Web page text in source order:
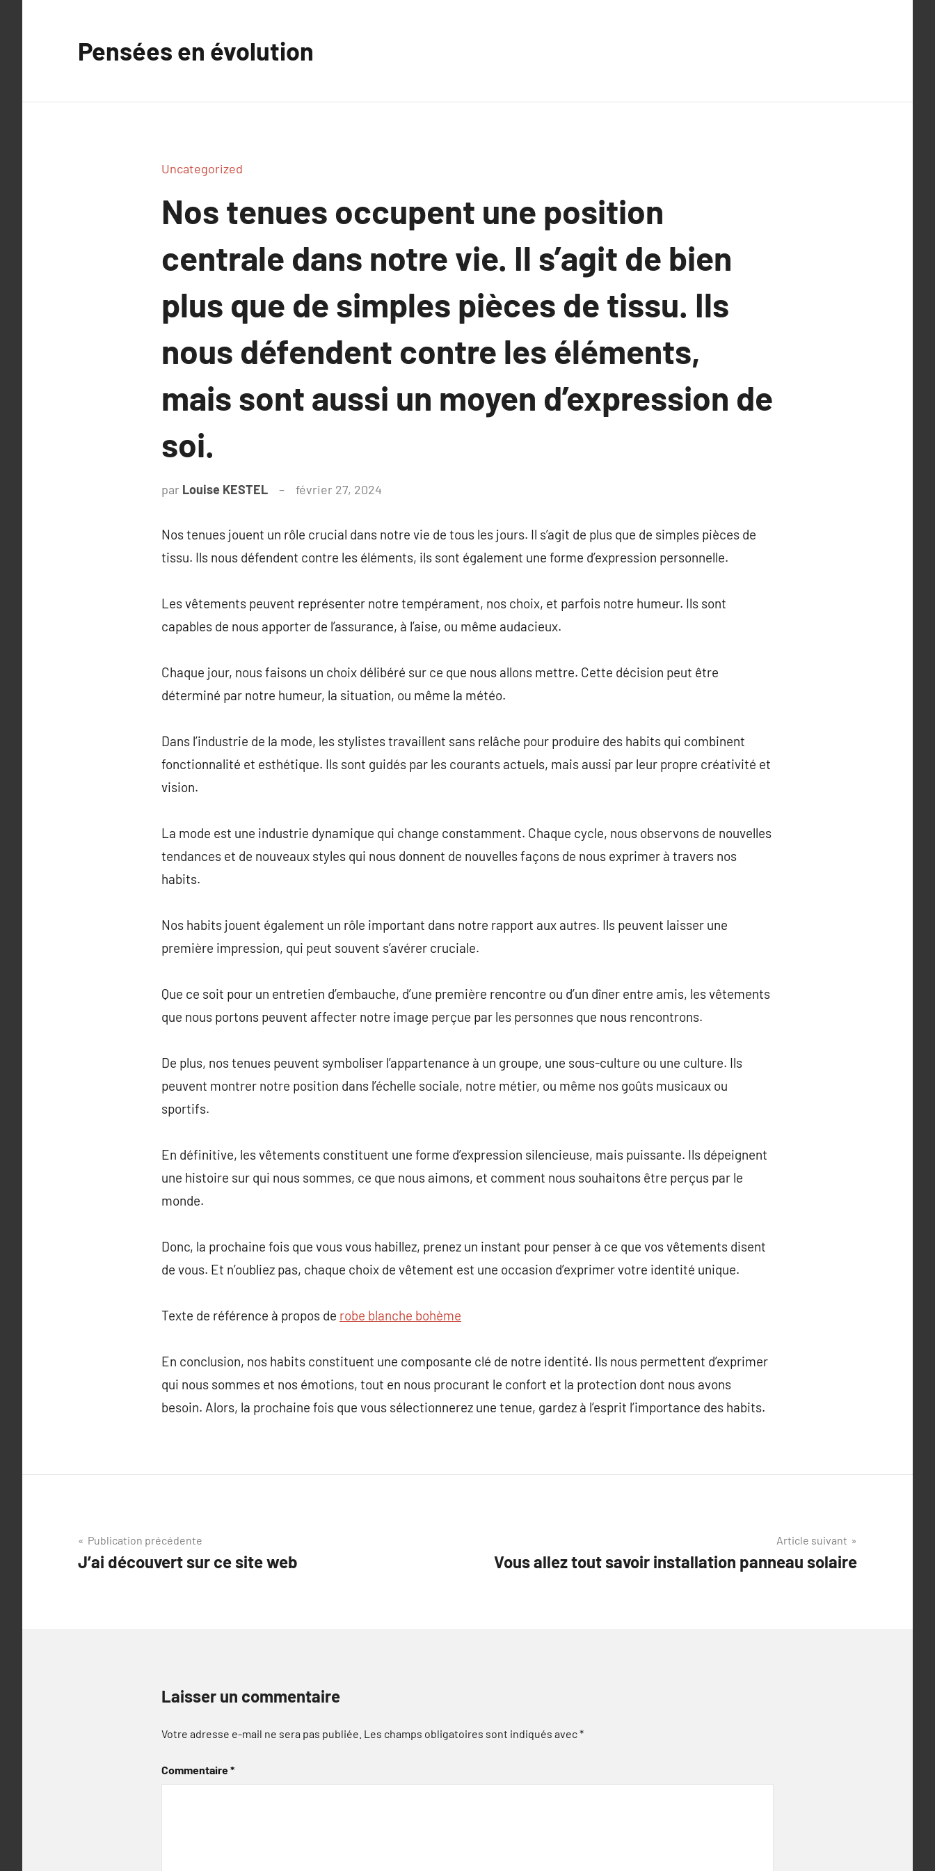
Pensées en évolution
Uncategorized
Nos tenues occupent une position
centrale dans notre vie. Il s’agit de bien
plus que de simples pièces de tissu. Ils
nous défendent contre les éléments,
mais sont aussi un moyen d’expression de
soi.
par Louise KESTEL février 27, 2024
Nos tenues jouent un rôle crucial dans notre vie de tous les jours. Il s’agit de plus que de simples pièces de
tissu. Ils nous défendent contre les éléments, ils sont également une forme d’expression personnelle.
Les vêtements peuvent représenter notre tempérament, nos choix, et parfois notre humeur. Ils sont
capables de nous apporter de l’assurance, à l’aise, ou même audacieux.
Chaque jour, nous faisons un choix délibéré sur ce que nous allons mettre. Cette décision peut être
déterminé par notre humeur, la situation, ou même la météo.
Dans l’industrie de la mode, les stylistes travaillent sans relâche pour produire des habits qui combinent
fonctionnalité et esthétique. Ils sont guidés par les courants actuels, mais aussi par leur propre créativité et
vision.
La mode est une industrie dynamique qui change constamment. Chaque cycle, nous observons de nouvelles
tendances et de nouveaux styles qui nous donnent de nouvelles façons de nous exprimer à travers nos
habits.
Nos habits jouent également un rôle important dans notre rapport aux autres. Ils peuvent laisser une
première impression, qui peut souvent s’avérer cruciale.
Que ce soit pour un entretien d’embauche, d’une première rencontre ou d’un dîner entre amis, les vêtements
que nous portons peuvent affecter notre image perçue par les personnes que nous rencontrons.
De plus, nos tenues peuvent symboliser l’appartenance à un groupe, une sous-culture ou une culture. Ils
peuvent montrer notre position dans l’échelle sociale, notre métier, ou même nos goûts musicaux ou
sportifs.
En définitive, les vêtements constituent une forme d’expression silencieuse, mais puissante. Ils dépeignent
une histoire sur qui nous sommes, ce que nous aimons, et comment nous souhaitons être perçus par le
monde.
Donc, la prochaine fois que vous vous habillez, prenez un instant pour penser à ce que vos vêtements disent
de vous. Et n’oubliez pas, chaque choix de vêtement est une occasion d’exprimer votre identité unique.
Texte de référence à propos de robe blanche bohème
En conclusion, nos habits constituent une composante clé de notre identité. Ils nous permettent d’exprimer
qui nous sommes et nos émotions, tout en nous procurant le confort et la protection dont nous avons
besoin. Alors, la prochaine fois que vous sélectionnerez une tenue, gardez à l’esprit l’importance des habits.
Navigation
de
Publication précédente
J’ai découvert sur ce site web
Article suivant
Vous allez tout savoir installation panneau solaire
Laisser un commentaire
Votre adresse e-mail ne sera pas publiée. Les champs obligatoires sont indiqués avec*
Commentaire*